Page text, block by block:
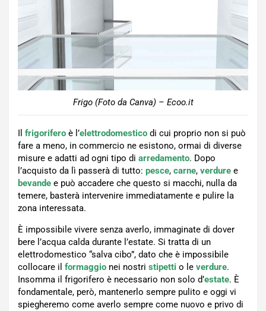
Frigo (Foto da Canva) – Ecoo.it
Il frigorifero è l’elettrodomestico di cui proprio non si può
fare a meno, in commercio ne esistono, ormai di diverse
misure e adatti ad ogni tipo di arredamento. Dopo
l’acquisto da lì passerà di tutto: pesce, carne, verdure e
bevande e può accadere che questo si macchi, nulla da
temere, basterà intervenire immediatamente e pulire la
zona interessata.
È impossibile vivere senza averlo, immaginate di dover
bere l’acqua calda durante l’estate. Si tratta di un
elettrodomestico “salva cibo”, dato che è impossibile
collocare il formaggio nei nostri stipetti o le verdure.
Insomma il frigorifero è necessario non solo d’estate. È
fondamentale, però, mantenerlo sempre pulito e oggi vi
spiegheremo come averlo sempre come nuovo e privo di